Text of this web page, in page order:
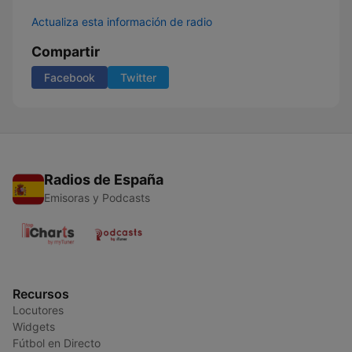
Actualiza esta información de radio
Compartir
Facebook Twitter
Radios de España
Emisoras y Podcasts
Recursos
Locutores
Widgets
Fútbol en Directo